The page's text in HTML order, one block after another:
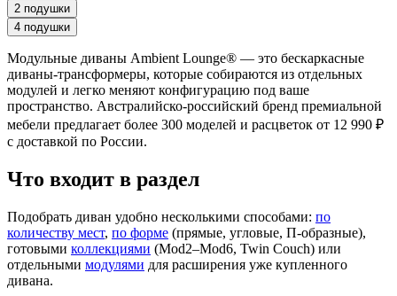
2 подушки
4 подушки
Модульные диваны Ambient Lounge® — это бескаркасные
диваны-трансформеры, которые собираются из отдельных
модулей и легко меняют конфигурацию под ваше
пространство. Австралийско-российский бренд премиальной
мебели предлагает более 300 моделей и расцветок от 12 990 ₽
с доставкой по России.
Что входит в раздел
Подобрать диван удобно несколькими способами: по
количеству мест, по форме (прямые, угловые, П-образные),
готовыми коллекциями (Mod2–Mod6, Twin Couch) или
отдельными модулями для расширения уже купленного
дивана.